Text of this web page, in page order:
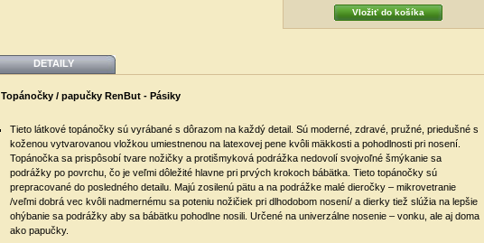
DETAILY
Topánočky / papučky RenBut - Pásiky
Tieto látkové topánočky sú vyrábané s dôrazom na každý detail. Sú moderné, zdravé, pružné, priedušné s
koženou vytvarovanou vložkou umiestnenou na latexovej pene kvôli mäkkosti a pohodlnosti pri nosení.
Topánočka sa prispôsobí tvare nožičky a protišmyková podrážka nedovolí svojvoľné šmýkanie sa
podrážky po povrchu, čo je veľmi dôležité hlavne pri prvých krokoch bábätka. Tieto topánočky sú
prepracované do posledného detailu. Majú zosilenú pätu a na podrážke malé dieročky – mikrovetranie
/veľmi dobrá vec kvôli nadmernému sa poteniu nožičiek pri dlhodobom nosení/ a dierky tiež slúžia na lepšie
ohýbanie sa podrážky aby sa bábätku pohodlne nosili. Určené na univerzálne nosenie – vonku, ale aj doma
ako papučky.